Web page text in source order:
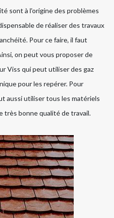
sont à l'origine des problèmes
de réaliser des travaux
Pour ce faire, il faut
on peut vous proposer de
Viss qui peut utiliser des gaz
pour les repérer. Pour
aussi utiliser tous les matériels
très bonne qualité de travail.